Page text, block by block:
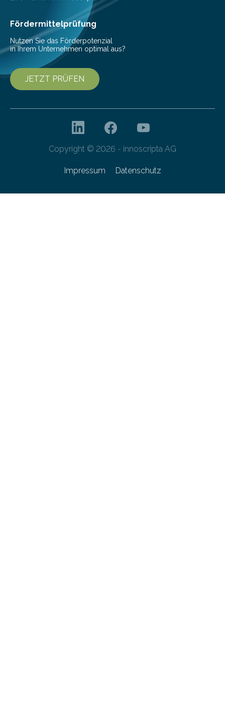
Fördermittelprüfung
Nutzen Sie das Förderpotenzial
in Ihrem Unternehmen optimal aus?
JETZT PRÜFEN
Copyright © 2026 - innoscripta AG
Impressum Datenschutz